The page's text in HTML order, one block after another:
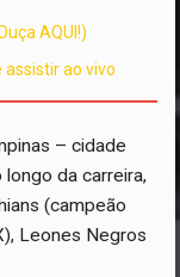
AQUI!)
ao vivo
– cidade
da carreira,
(campeão
Leones Negros